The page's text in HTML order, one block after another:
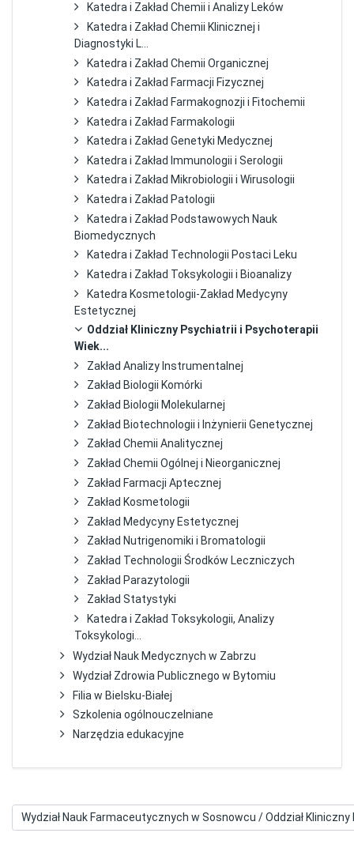
Kategorie kursów
Katedra i Zakład Chemii i Analizy Leków
Katedra i Zakład Chemii Klinicznej i
Diagnostyki L...
Katedra i Zakład Chemii Organicznej
Katedra i Zakład Farmacji Fizycznej
Katedra i Zakład Farmakognozji i Fitochemii
Katedra i Zakład Farmakologii
Katedra i Zakład Genetyki Medycznej
Katedra i Zakład Immunologii i Serologii
Katedra i Zakład Mikrobiologii i Wirusologii
Katedra i Zakład Patologii
Katedra i Zakład Podstawowych Nauk
Biomedycznych
Katedra i Zakład Technologii Postaci Leku
Katedra i Zakład Toksykologii i Bioanalizy
Katedra Kosmetologii-Zakład Medycyny
Estetycznej
Oddział Kliniczny Psychiatrii i Psychoterapii
Wiek...
Zakład Analizy Instrumentalnej
Zakład Biologii Komórki
Zakład Biologii Molekularnej
Zakład Biotechnologii i Inżynierii Genetycznej
Zakład Chemii Analitycznej
Zakład Chemii Ogólnej i Nieorganicznej
Zakład Farmacji Aptecznej
Zakład Kosmetologii
Zakład Medycyny Estetycznej
Zakład Nutrigenomiki i Bromatologii
Zakład Technologii Środków Leczniczych
Zakład Parazytologii
Zakład Statystyki
Katedra i Zakład Toksykologii, Analizy
Toksykologi...
Wydział Nauk Medycznych w Zabrzu
Wydział Zdrowia Publicznego w Bytomiu
Filia w Bielsku-Białej
Szkolenia ogólnouczelniane
Narzędzia edukacyjne